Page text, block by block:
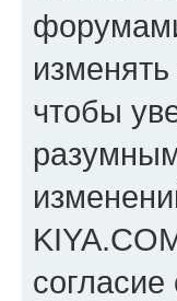
чтобы